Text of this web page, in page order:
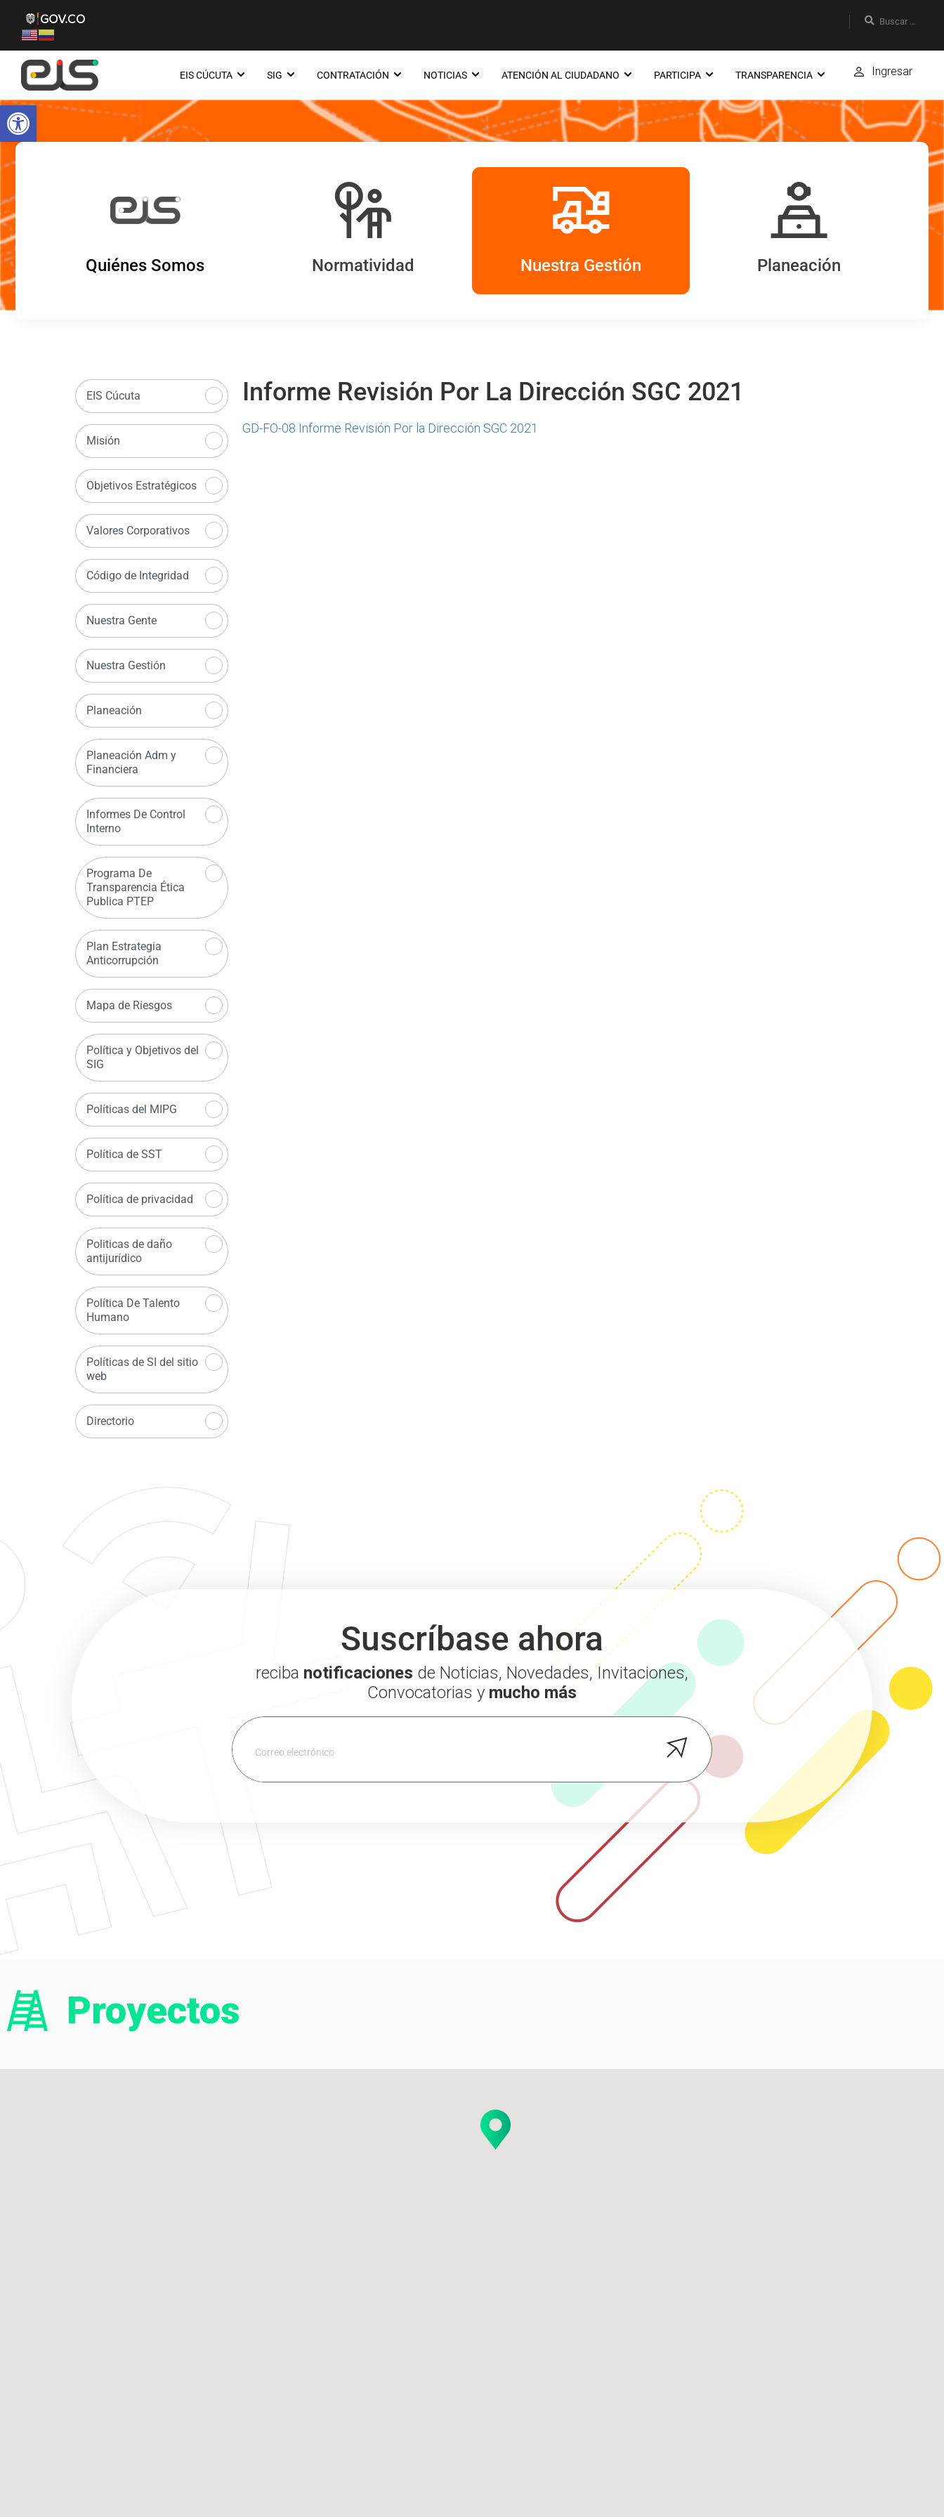
Abrir barra de herramientas
EIS CÚCUTA SIG CONTRATACIÓN NOTICIAS ATENCIÓN AL CIUDADANO PARTICIPA TRANSPARENCIA Ingresar
Quiénes Somos
Quiénes Somos Normatividad Nuestra Gestión Planeación
EIS Cúcuta
Misión
Objetivos Estratégicos
Valores Corporativos
Código de Integridad
Nuestra Gente
Nuestra Gestión
Planeación
Planeación Adm y
Financiera
Informes De Control
Interno
Programa De
Transparencia Ética
Publica PTEP
Plan Estrategia
Anticorrupción
Mapa de Riesgos
Política y Objetivos del
SIG
Políticas del MIPG
Política de SST
Política de privacidad
Politicas de daño
antijurídico
Política De Talento
Humano
Políticas de SI del sitio
web
Directorio
Informe Revisión Por La Dirección SGC 2021
GD-FO-08 Informe Revisión Por la Dirección SGC 2021
Suscríbase ahora
reciba notificaciones de Noticias, Novedades, Invitaciones,
Convocatorias y mucho más
Proyectos